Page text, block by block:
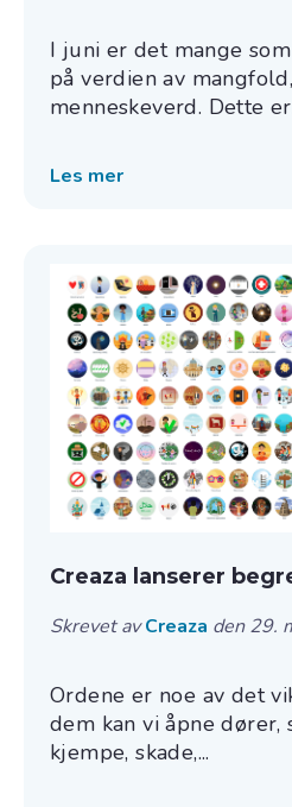
I juni er det mange
på verdien av
menneskeverd. Dette
Les mer
Creaza lanserer
Skrevet avCreaza den 29.
Ordene er noe av det
dem kan vi åpne dører,
kjempe, skade,...